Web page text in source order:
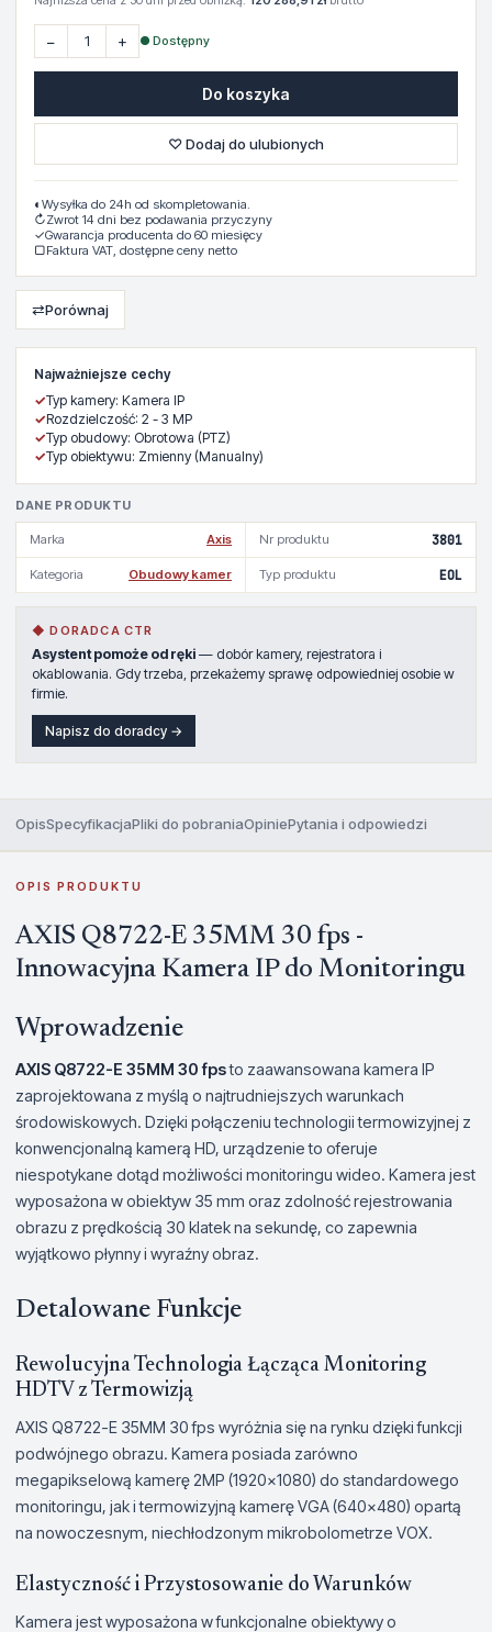
Najważniejsze cechy
✓Typ kamery: Kamera IP
✓Rozdzielczość: 2 - 3 MP
✓Typ obudowy: Obrotowa (PTZ)
✓Typ obiektywu: Zmienny (Manualny)
DANE PRODUKTU
Marka Axis Nr produktu 3801
Kategoria Obudowy kamer Typ produktu EOL
◆ DORADCA CTR
Asystent pomoże od ręki — dobór kamery, rejestratora i
okablowania. Gdy trzeba, przekażemy sprawę odpowiedniej osobie w
firmie.
Napisz do doradcy →
− + ● Dostępny
Do koszyka
♡ Dodaj do ulubionych
◐ Wysyłka do 24h od skompletowania.
↻Zwrot 14 dni bez podawania przyczyny
✓Gwarancja producenta do 60 miesięcy
▢Faktura VAT, dostępne ceny netto
⇄Porównaj
OpisSpecyfikacjaPliki do pobraniaOpiniePytania i odpowiedzi
OPIS PRODUKTU
AXIS Q8722-E 35MM 30 fps -
Innowacyjna Kamera IP do Monitoringu
Wprowadzenie
AXIS Q8722-E 35MM 30 fpsto zaawansowana kamera IP
zaprojektowana z myślą o najtrudniejszych warunkach
środowiskowych. Dzięki połączeniu technologii termowizyjnej z
konwencjonalną kamerą HD, urządzenie to oferuje
niespotykane dotąd możliwości monitoringu wideo. Kamera jest
wyposażona w obiektyw 35 mm oraz zdolność rejestrowania
obrazu z prędkością 30 klatek na sekundę, co zapewnia
wyjątkowo płynny i wyraźny obraz.
Detalowane Funkcje
Rewolucyjna Technologia Łącząca Monitoring
HDTV z Termowizją
AXIS Q8722-E 35MM 30 fps wyróżnia się na rynku dzięki funkcji
podwójnego obrazu. Kamera posiada zarówno
megapikselową kamerę 2MP (1920x1080) do standardowego
monitoringu, jak i termowizyjną kamerę VGA (640x480) opartą
na nowoczesnym, niechłodzonym mikrobolometrze VOX.
Elastyczność i Przystosowanie do Warunków
Kamera jest wyposażona w funkcjonalne obiektywy o